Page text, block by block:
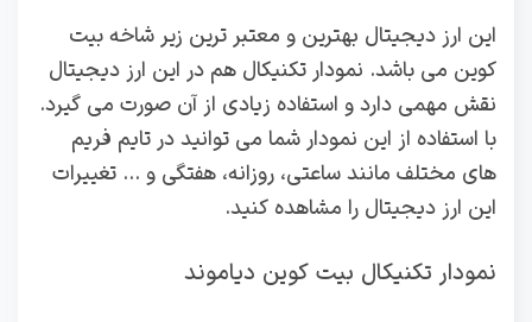
این ارز دیجیتال بهترین و معتبر ترین زیر شاخه بیت
کوین می باشد. نمودار تکنیکال هم در این ارز دیجیتال
نقش مهمی دارد و استفاده زیادی از آن صورت می گیرد.
با استفاده از این نمودار شما می توانید در تایم فریم
های مختلف مانند ساعتی، روزانه، هفتگی و … تغییرات
این ارز دیجیتال را مشاهده کنید.
نمودار تکنیکال بیت کوین دیاموند